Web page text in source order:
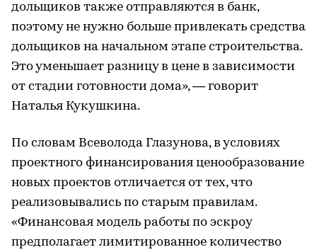
дольщиков также отправляются в банк,
поэтому не нужно больше привлекать средства
дольщиков на начальном этапе строительства.
Это уменьшает разницу в цене в зависимости
от стадии готовности дома», — говорит
Наталья Кукушкина.
По словам Всеволода Глазунова, в условиях
проектного финансирования ценообразование
новых проектов отличается от тех, что
реализовывались по старым правилам.
«Финансовая модель работы по эскроу
предполагает лимитированное количество